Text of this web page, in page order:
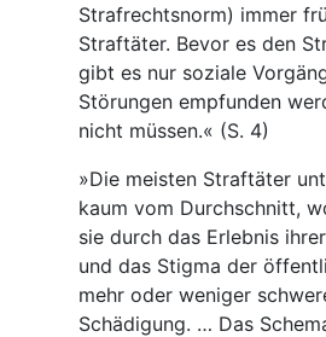
Strafrechtsnorm) immer
Straftäter. Bevor es den
gibt es nur soziale
Störungen empfunden
nicht müssen.« (S. 4)
»Die meisten Straftäter
kaum vom Durchschnitt,
sie durch das Erlebnis
und das Stigma der
mehr oder weniger
Schädigung. … Das